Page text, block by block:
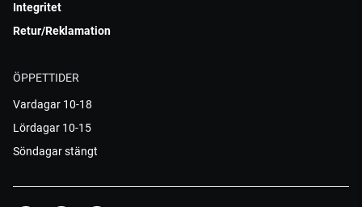
Integritet
Retur/Reklamation
ÖPPETTIDER
Vardagar 10-18
Lördagar 10-15
Söndagar stängt